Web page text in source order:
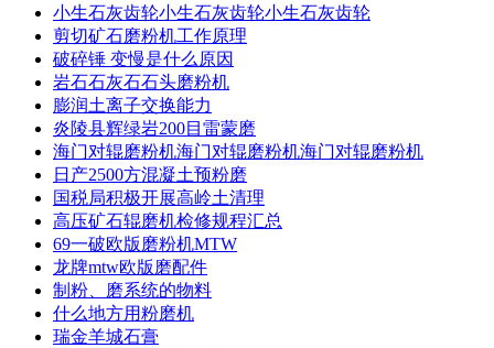
小生石灰齿轮小生石灰齿轮小生石灰齿轮
剪切矿石磨粉机工作原理
破碎锤 变慢是什么原因
岩石石灰石石头磨粉机
膨润土离子交换能力
炎陵县辉绿岩200目雷蒙磨
海门对辊磨粉机海门对辊磨粉机海门对辊磨粉机
日产2500方混凝土预粉磨
国税局积极开展高岭土清理
高压矿石辊磨机检修规程汇总
69一破欧版磨粉机MTW
龙牌mtw欧版磨配件
制粉、磨系统的物料
什么地方用粉磨机
瑞金羊城石膏